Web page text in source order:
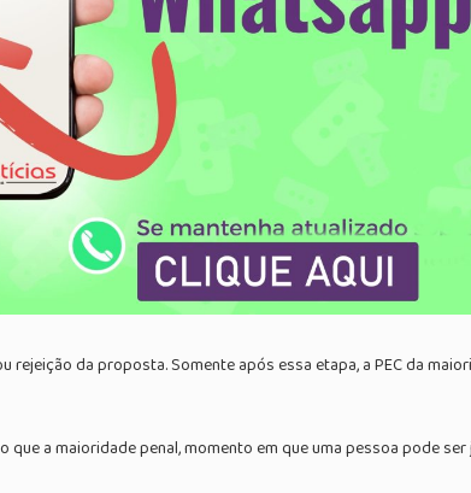
da proposta. Somente após essa etapa, a PEC da
a maioridade penal, momento em que uma pessoa pode